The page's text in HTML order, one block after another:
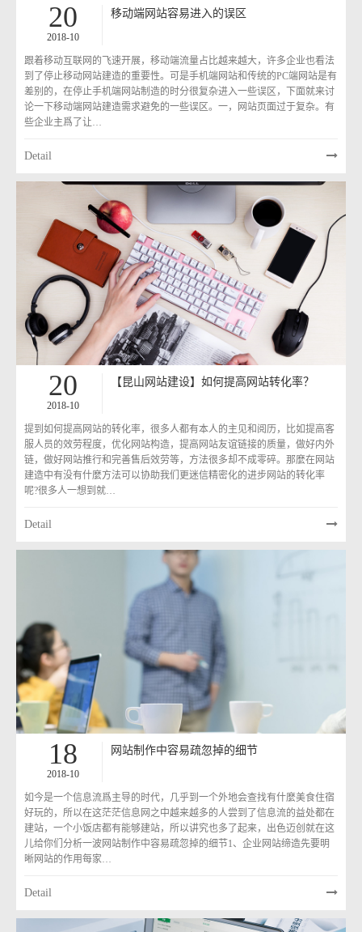
20
2018-10
移动端网站容易进入的误区
跟着移动互联网的飞速开展，移动端流量占比越来越大，许多企业也看法
到了停止移动网站建造的重要性。可是手机端网站和传统的PC端网站是有
差别的，在停止手机端网站制造的时分很复杂进入一些误区，下面就来讨
论一下移动端网站建造需求避免的一些误区。一，网站页面过于复杂。有
些企业主爲了让…
Detail
20
2018-10
【昆山网站建设】如何提高网站转化率？
提到如何提高网站的转化率，很多人都有本人的主见和阅历，比如提高客
服人员的效劳程度，优化网站构造，提高网站友谊链接的质量，做好内外
链，做好网站推行和完善售后效劳等，方法很多却不成零碎。那麼在网站
建造中有没有什麼方法可以协助我们更迷信精密化的进步网站的转化率
呢?很多人一想到就…
Detail
18
2018-10
网站制作中容易疏忽掉的细节
如今是一个信息流爲主导的时代，几乎到一个外地会查找有什麼美食住宿
好玩的，所以在这茫茫信息网之中越来越多的人尝到了信息流的益处都在
建站，一个小饭店都有能够建站，所以讲究也多了起来，出色迈创就在这
儿给你们分析一波网站制作中容易疏忽掉的细节1、企业网站缔造先要明
晰网站的作用每家…
Detail